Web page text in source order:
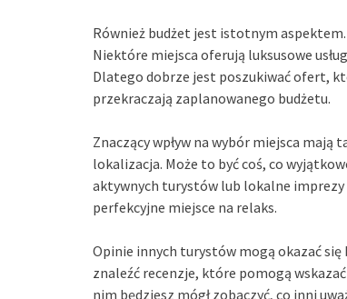
Również budżet jest istotnym
Niektóre miejsca oferują luksusowe
Dlatego dobrze jest poszukiwać ofert,
przekraczają zaplanowanego budżetu.
Znaczący wpływ na wybór miejsca mają
lokalizacja. Może to być coś, co
aktywnych turystów lub lokalne
perfekcyjne miejsce na relaks.
Opinie innych turystów mogą okazać
znaleźć recenzje, które pomogą
nim będziesz mógł zobaczyć, co inni